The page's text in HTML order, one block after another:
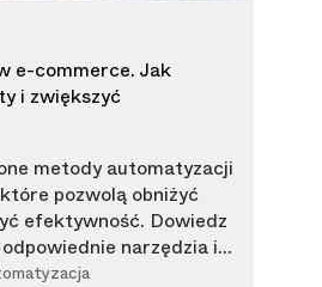
e-commerce. Jak
i zwiększyć
metody automatyzacji
pozwolą obniżyć
efektywność. Dowiedz
narzędzia i...